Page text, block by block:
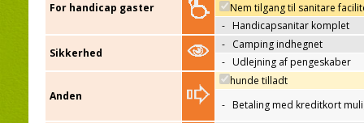
For handicap gaster
Nem tilgang til sanitare
- Handicapsanitar komplet
Sikkerhed
- Camping indhegnet
- Udlejning af pengeskaber
Anden
hunde tilladt
- Betaling med kreditkort